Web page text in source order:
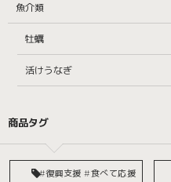
魚介類
牡蠣
活けうなぎ
商品タグ
#復興支援 #食べて応援